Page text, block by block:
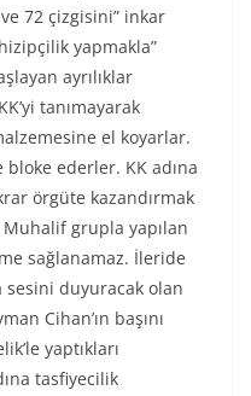
72 çizgisini” inkar
yapmakla”
ayrılıklar
tanımayarak
el koyarlar.
ederler. KK adına
örgüte kazandırmak
grupla yapılan
sağlanamaz. İleride
sesini duyuracak olan
Cihan’ın başını
yaptıkları
tasfiyecilik